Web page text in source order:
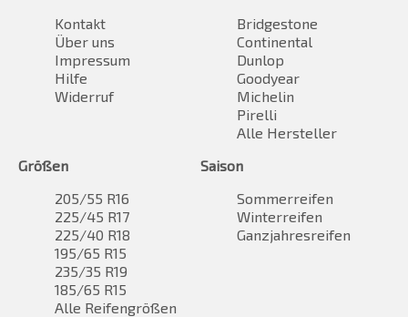
Kontakt
Über uns
Impressum
Hilfe
Widerruf
Bridgestone
Continental
Dunlop
Goodyear
Michelin
Pirelli
Alle Hersteller
Größen
205/55 R16
225/45 R17
225/40 R18
195/65 R15
235/35 R19
185/65 R15
Alle Reifengrößen
Saison
Sommerreifen
Winterreifen
Ganzjahresreifen